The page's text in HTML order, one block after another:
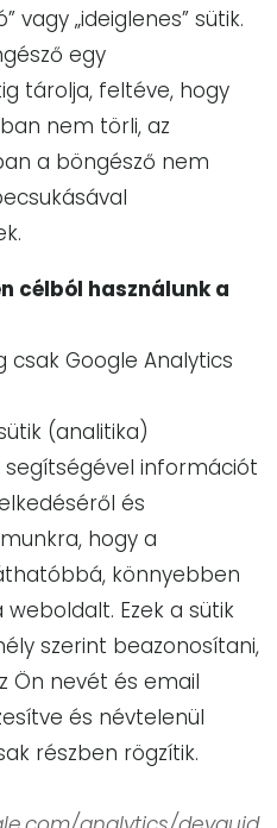
vagy „ideiglenes” sütik.
egy
tárolja, feltéve, hogy
nem törli, az
a böngésző nem
célból használunk a
csak Google Analytics
(analitika)
segítségével információt
és
hogy a
könnyebben
Ezek a sütik
szerint beazonosítani,
Ön nevét és email
és névtelenül
részben rögzítik.